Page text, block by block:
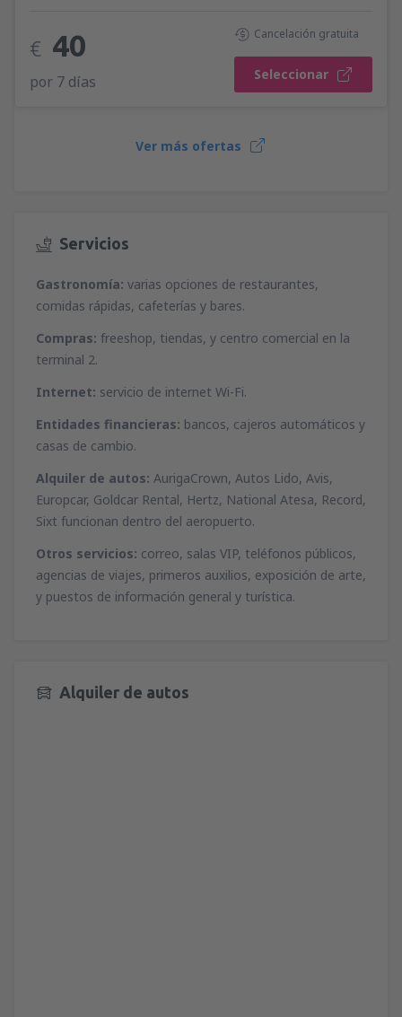
€ 40
por 7 días Seleccionar
Cancelación gratuita
Ver más ofertas
Servicios
Gastronomía: varias opciones de restaurantes,
comidas rápidas, cafeterías y bares.
Compras: freeshop, tiendas, y centro comercial en la
terminal 2.
Internet: servicio de internet Wi-Fi.
Entidades financieras: bancos, cajeros automáticos y
casas de cambio.
Alquiler de autos: AurigaCrown, Autos Lido, Avis,
Europcar, Goldcar Rental, Hertz, National Atesa, Record,
Sixt funcionan dentro del aeropuerto.
Otros servicios: correo, salas VIP, teléfonos públicos,
agencias de viajes, primeros auxilios, exposición de arte,
y puestos de información general y turística.
Alquiler de autos